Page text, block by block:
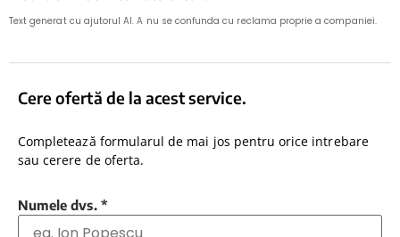
Text generat cu ajutorul AI. A nu se confunda cu reclama proprie a companiei.
Cere ofertă de la acest service.
Completează formularul de mai jos pentru orice intrebare
sau cerere de oferta.
Numele dvs. *